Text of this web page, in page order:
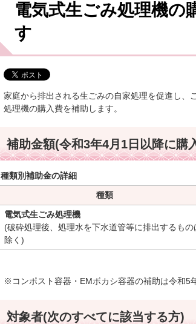
電気式生ごみ処理機の
す
家庭から排出される生ごみの自家処理を促進し、
処理機の購入費を補助します。
補助金額(令和3年4月1日以降に購
種類別補助金の詳細
種類
電気式生ごみ処理機
(破砕処理後、処理水を下水道管等に排出するもの
除く)
※コンポスト容器・EMボカシ容器の補助は令和5
対象者(次のすべてに該当する方)